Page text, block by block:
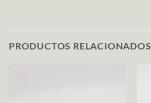
PRODUCTOS RELACIONADOS